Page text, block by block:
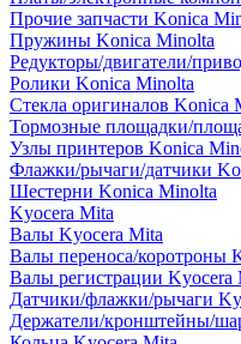
Прочие запчасти Konica
Пружины Konica Minolta
Редукторы/двигатели/
Ролики Konica Minolta
Стекла оригиналов Konica
Тормозные площадки/
Узлы принтеров Konica
Флажки/рычаги/датчики
Шестерни Konica Minolta
Kyocera Mita
Валы Kyocera Mita
Валы переноса/коротроны
Валы регистрации Kyocera
Датчики/флажки/рычаги
Держатели/кронштейны/